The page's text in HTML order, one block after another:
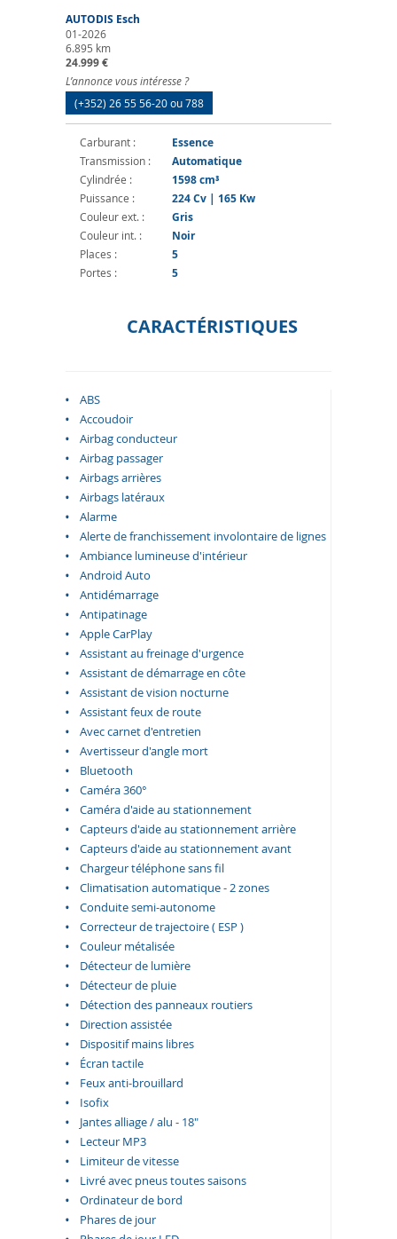
AUTODIS Esch
01-2026
6.895 km
24.999 €
L’annonce vous intéresse ?
(+352) 26 55 56-20 ou 788
Carburant : Essence
Transmission : Automatique
Cylindrée : 1598 cm³
Puissance : 224 Cv | 165 Kw
Couleur ext. : Gris
Couleur int. : Noir
Places : 5
Portes : 5
CARACTÉRISTIQUES
ABS
Accoudoir
Airbag conducteur
Airbag passager
Airbags arrières
Airbags latéraux
Alarme
Alerte de franchissement involontaire de lignes
Ambiance lumineuse d'intérieur
Android Auto
Antidémarrage
Antipatinage
Apple CarPlay
Assistant au freinage d'urgence
Assistant de démarrage en côte
Assistant de vision nocturne
Assistant feux de route
Avec carnet d'entretien
Avertisseur d'angle mort
Bluetooth
Caméra 360°
Caméra d'aide au stationnement
Capteurs d'aide au stationnement arrière
Capteurs d'aide au stationnement avant
Chargeur téléphone sans fil
Climatisation automatique - 2 zones
Conduite semi-autonome
Correcteur de trajectoire ( ESP )
Couleur métalisée
Détecteur de lumière
Détecteur de pluie
Détection des panneaux routiers
Direction assistée
Dispositif mains libres
Écran tactile
Feux anti-brouillard
Isofix
Jantes alliage / alu - 18"
Lecteur MP3
Limiteur de vitesse
Livré avec pneus toutes saisons
Ordinateur de bord
Phares de jour